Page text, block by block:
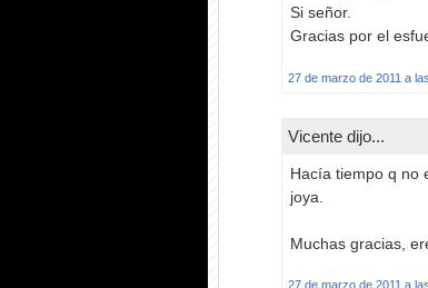
Si señor.
Gracias por el
27 de marzo de 2011 a
Vicente dijo...
Hacía tiempo q no
joya.
Muchas gracias,
27 de marzo de 2011 a